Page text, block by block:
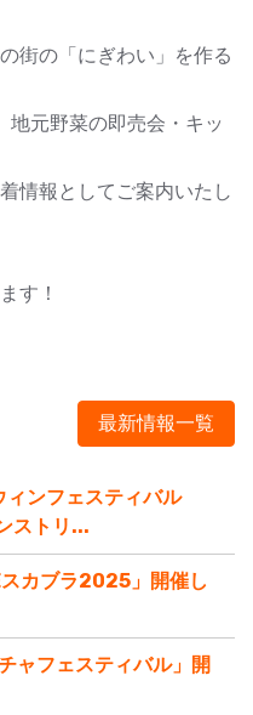
街の「にぎわい」を作る
元野菜の即売会・キッ
情報としてご案内いたし
す！
最新情報一覧
ンフェスティバル
ストリ...
カブラ2025」開催し
ャフェスティバル」開